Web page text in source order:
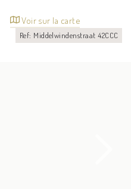
Voir sur la carte
Ref: Middelwindenstraat 42CCC